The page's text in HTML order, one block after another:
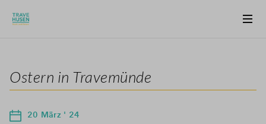
Ostern in Travemünde
20 März ' 24